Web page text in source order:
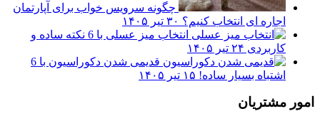
چگونه سرویس خواب برای آپارتمان
اجاره ای انتخاب کنیم؟ ۳۰ تیر ۱۴۰۵
انتخاب میز عسلی با 6 نکته ساده و
کاربردی ۲۴ تیر ۱۴۰۵
قدیمی شدن دکوراسیون با 6
اشتباه بسیار ساده! ۱۵ تیر ۱۴۰۵
امور مشتریان